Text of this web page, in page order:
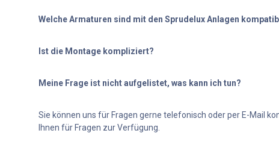
Welche Armaturen sind mit den Sprudelux Anlagen
Sie können uns für Fragen gerne telefonisch oder per E-Mail
Ihnen für Fragen zur Verfügung.